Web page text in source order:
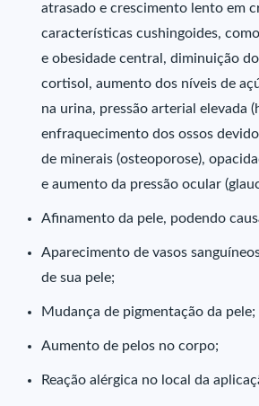
atrasado e crescimento lento em
características cushingoides,
e obesidade central, diminuição
cortisol, aumento dos níveis de
na urina, pressão arterial elevada
enfraquecimento dos ossos devido
de minerais (osteoporose),
e aumento da pressão ocular
Afinamento da pele, podendo
Aparecimento de vasos
de sua pele;
Mudança de pigmentação da pele;
Aumento de pelos no corpo;
Reação alérgica no local da